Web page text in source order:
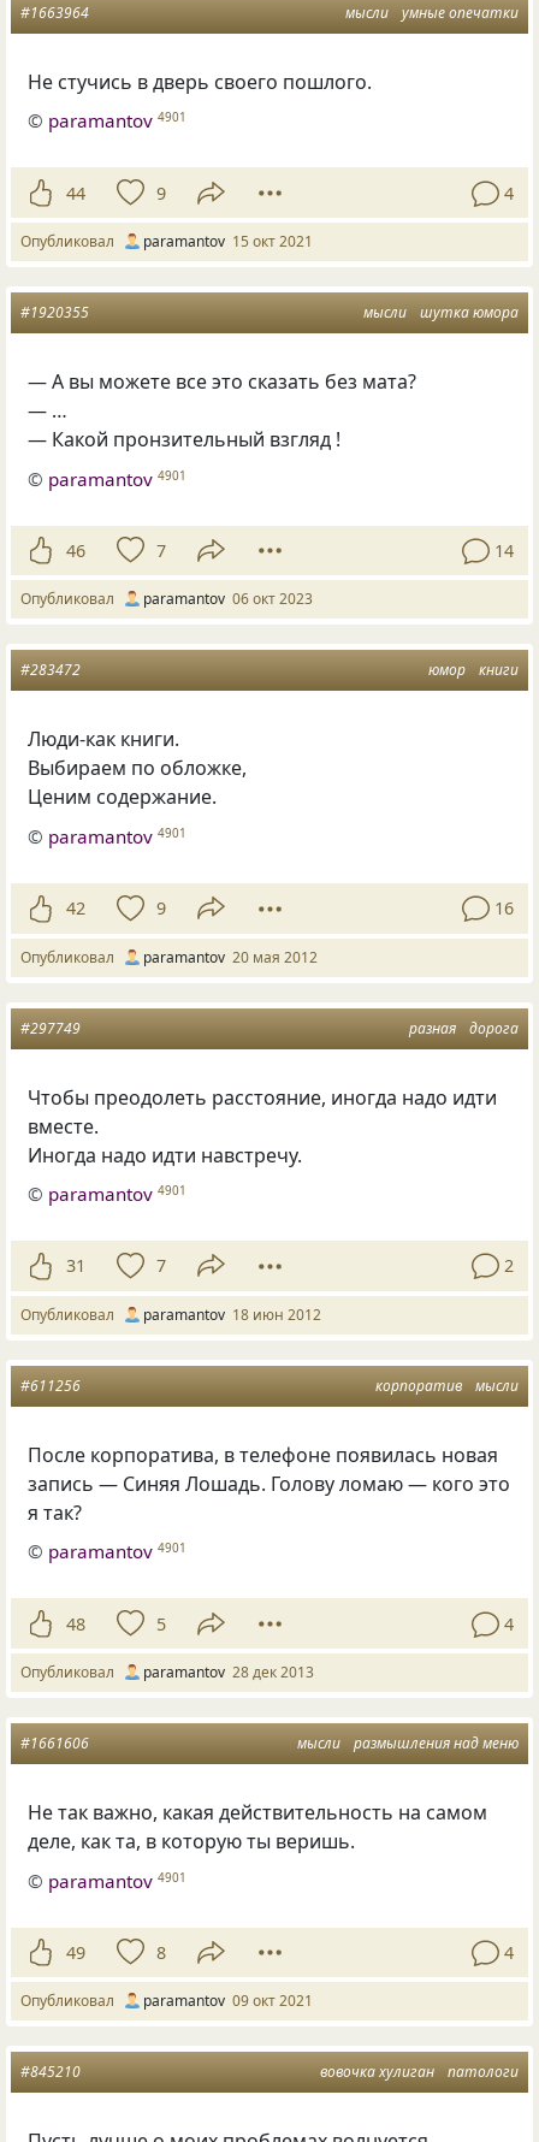
мысли умные опечатки
#1663964
Не стучись в дверь своего пошлого.
© paramantov 4901
44 9 4
Опубликовал paramantov 15 окт 2021
мысли шутка юмора
#1920355
— А вы можете все это сказать без мата?
— …
— Какой пронзительный взгляд !
© paramantov 4901
46 7 14
Опубликовал paramantov 06 окт 2023
юмор книги
#283472
Люди-как книги.
Выбираем по обложке,
Ценим содержание.
© paramantov 4901
42 9 16
Опубликовал paramantov 20 мая 2012
разная дорога
#297749
Чтобы преодолеть расстояние, иногда надо идти
вместе.
Иногда надо идти навстречу.
© paramantov 4901
31 7 2
Опубликовал paramantov 18 июн 2012
корпоратив мысли
#611256
После корпоратива, в телефоне появилась новая
запись — Синяя Лошадь. Голову ломаю — кого это
я так?
© paramantov 4901
48 5 4
Опубликовал paramantov 28 дек 2013
мысли размышления над меню
#1661606
Не так важно, какая действительность на самом
деле, как та, в которую ты веришь.
© paramantov 4901
49 8 4
Опубликовал paramantov 09 окт 2021
вовочка хулиган патологи
#845210